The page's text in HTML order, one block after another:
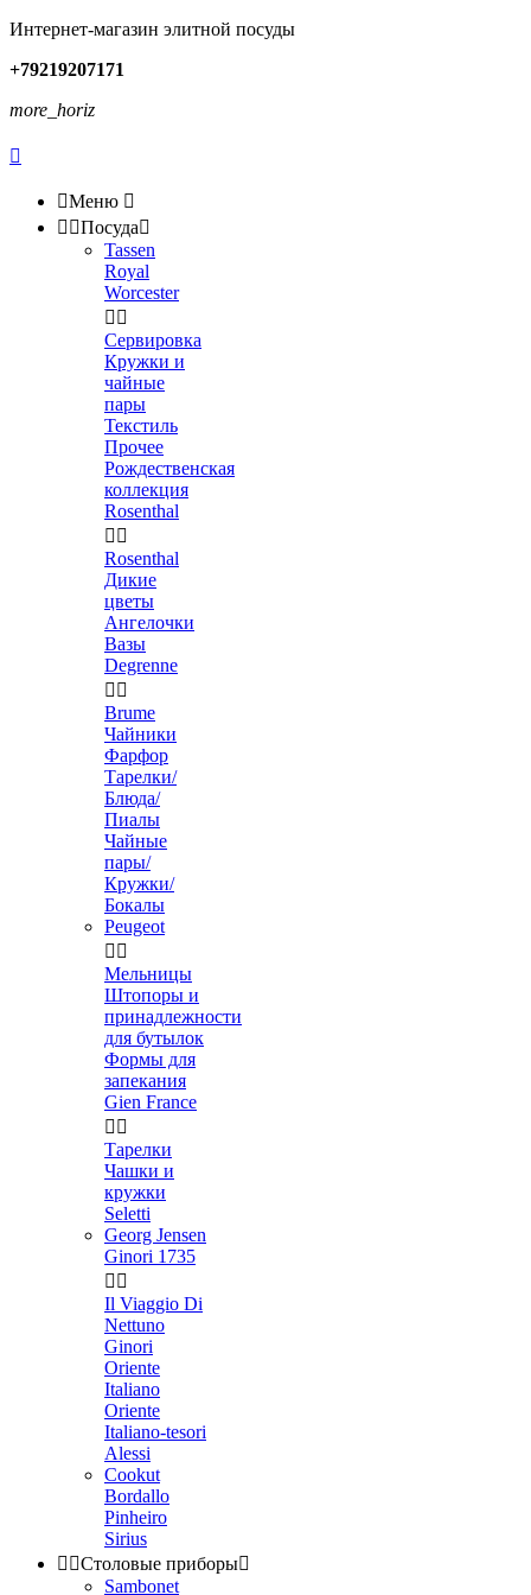
Интернет-магазин элитной посуды
+79219207171
more_horiz

Меню 
 Посуда
Tassen
Royal
Worcester
 
Сервировка
Кружки и
чайные
пары
Текстиль
Прочее
Рождественская
коллекция
Rosenthal
 
Rosenthal
Дикие
цветы
Ангелочки
Вазы
Degrenne
 
Brume
Чайники
Фарфор
Тарелки/
Блюда/
Пиалы
Чайные
пары/
Кружки/
Бокалы
Peugeot
 
Мельницы
Штопоры и
принадлежности
для бутылок
Формы для
запекания
Gien France
 
Тарелки
Чашки и
кружки
Seletti
Georg Jensen
Ginori 1735
 
Il Viaggio Di
Nettuno
Ginori
Oriente
Italiano
Oriente
Italiano-tesori
Alessi
Cookut
Bordallo
Pinheiro
Sirius
 Столовые приборы
Sambonet